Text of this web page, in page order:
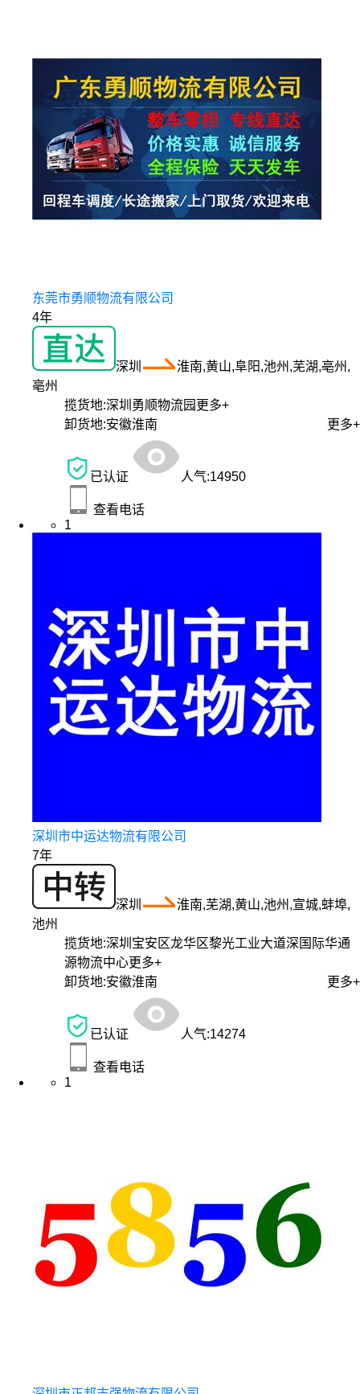
东莞市勇顺物流有限公司
4年
深圳
淮南,黄山,阜阳,池州,芜湖,亳州,
亳州
揽货地:深圳勇顺物流园 更多+
卸货地:安徽淮南 更多+
已认证 人气:14950
查看电话
1
深圳市中运达物流有限公司
7年
深圳
淮南,芜湖,黄山,池州,宣城,蚌埠,
池州
揽货地:深圳宝安区龙华区黎光工业大道深国际华通
源物流中心更多+
卸货地:安徽淮南 更多+
已认证 人气:14274
查看电话
1